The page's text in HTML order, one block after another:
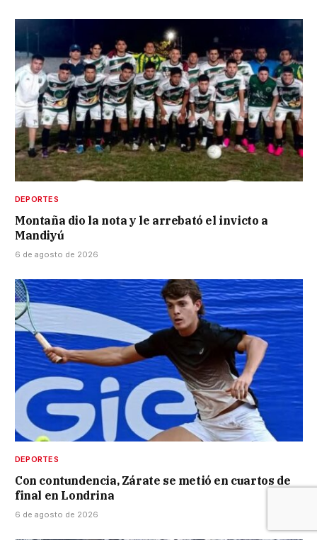
DEPORTES
Montaña dio la nota y le arrebató el invicto a
Mandiyú
6 de agosto de 2026
DEPORTES
Con contundencia, Zárate se metió en cuartos de
final en Londrina
6 de agosto de 2026